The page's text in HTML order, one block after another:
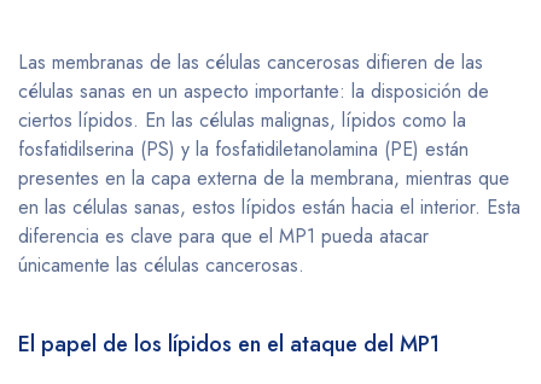
Las membranas de las células cancerosas difieren de las
células sanas en un aspecto importante: la disposición de
ciertos lípidos. En las células malignas, lípidos como la
fosfatidilserina (PS) y la fosfatidiletanolamina (PE) están
presentes en la capa externa de la membrana, mientras que
en las células sanas, estos lípidos están hacia el interior. Esta
diferencia es clave para que el MP1 pueda atacar
únicamente las células cancerosas.
El papel de los lípidos en el ataque del MP1